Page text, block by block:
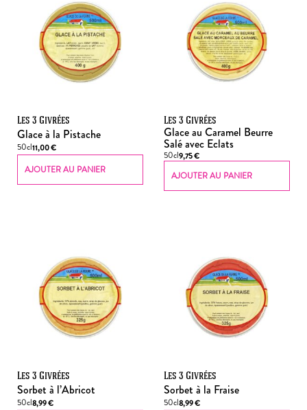
Les 3 Givrées
Glace à la Pistache
50cl11,00€
AJOUTER AU PANIER
Les 3 Givrées
Glace au Caramel Beurre
Salé avec Eclats
50cl9,75€
AJOUTER AU PANIER
Les 3 Givrées
Sorbet à l’Abricot
50cl8,99€
Les 3 Givrées
Sorbet à la Fraise
50cl8,99€